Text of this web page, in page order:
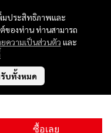
ซื้อเลย
มประสิทธิภาพและ
ของท่าน ท่านสามารถ
ความเป็นส่วนตัว และ
บทั้งหมด
Reserved.